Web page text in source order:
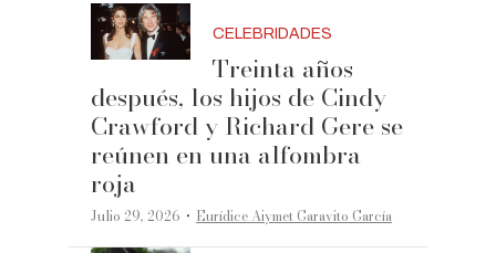
CELEBRIDADES
Treinta años
después, los hijos de Cindy
Crawford y Richard Gere se
reúnen en una alfombra
roja
Julio 29, 2026 ·Eurídice Aiymet Garavito García